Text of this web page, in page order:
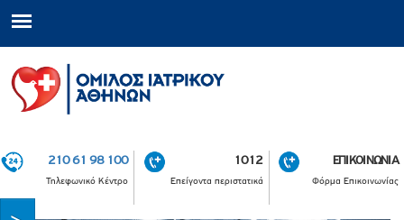
210 61 98 100
Τηλεφωνικό Κέντρο
1012
Επείγοντα περιστατικά
ΕΠΙΚΟΙΝΩΝΙΑ
Φόρμα Επικοινωνίας